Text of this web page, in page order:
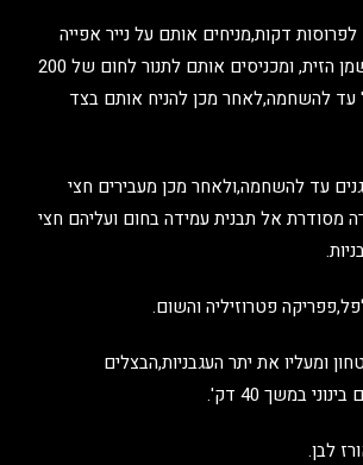
דקות,מניחים אותם על נייר אפייה
ועליהם מורחים את שמן הזית, ומכניסים אותם לתנור לחום של 200
למשך 20 דק' עד להשחמה,לאחר מכן להניח אותם בצד
עד להשחמה,ולאחר מכן מעבירים חצי
מסודרת אל תבנית עמידה בחום ועליהם חצי
פטרוזיליה והשום.
ומעליו את יתר העגבניות,הבצלים
במשך 40 דק'.
לבן.